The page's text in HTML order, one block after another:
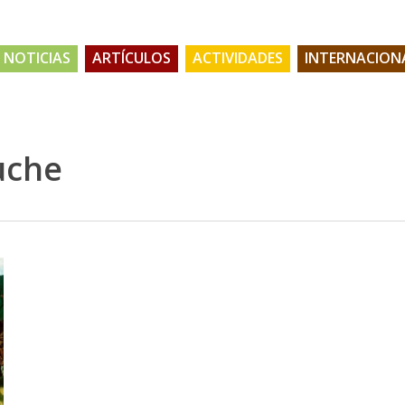
NOTICIAS ARTÍCULOS ACTIVIDADES